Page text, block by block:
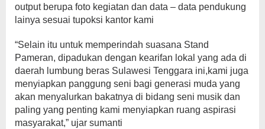
output berupa foto kegiatan dan data – data pendukung
lainya sesuai tupoksi kantor kami
“Selain itu untuk memperindah suasana Stand
Pameran, dipadukan dengan kearifan lokal yang ada di
daerah lumbung beras Sulawesi Tenggara ini,kami juga
menyiapkan panggung seni bagi generasi muda yang
akan menyalurkan bakatnya di bidang seni musik dan
paling yang penting kami menyiapkan ruang aspirasi
masyarakat,” ujar sumanti